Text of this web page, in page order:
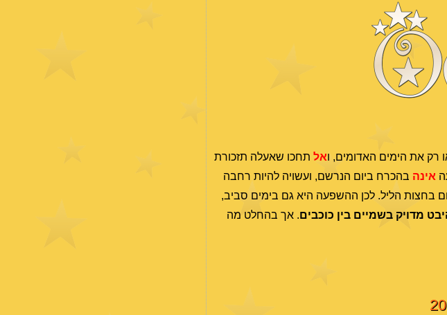
רק את הימים האדומים, ואל תחכו שאעלה תזכורת
אינה בהכרח ביום הנרשם, ועשויה להיות רחבה
בחצות הליל. לכן ההשפעה היא גם בימים סביב,
מדויק בשמיים בין כוכבים. אך בהחלט מה